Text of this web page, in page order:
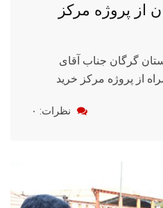
از پروژه مرکز
گرگان جناب آقای
از پروژه مرکز خرید
نظرات: ۰